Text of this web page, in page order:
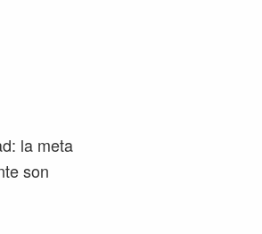
la meta
son